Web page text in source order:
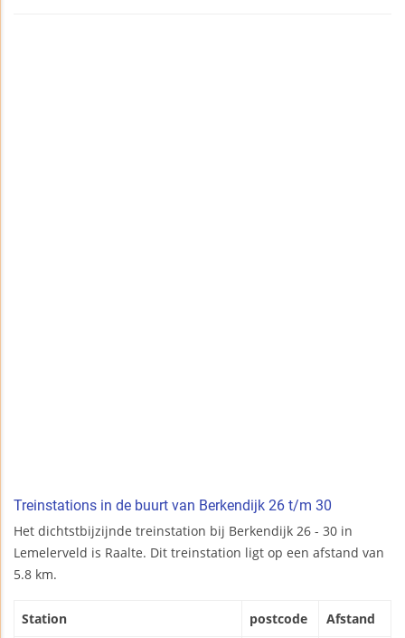
Treinstations in de buurt van Berkendijk 26 t/m 30
Het dichtstbijzijnde treinstation bij Berkendijk 26 - 30 in
Lemelerveld is Raalte. Dit treinstation ligt op een afstand van
5.8 km.
Station postcode Afstand